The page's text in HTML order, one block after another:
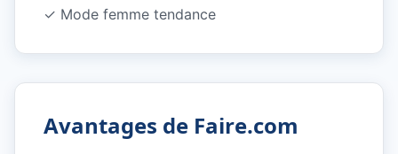
✓ Mode femme tendance
Avantages de Faire.com